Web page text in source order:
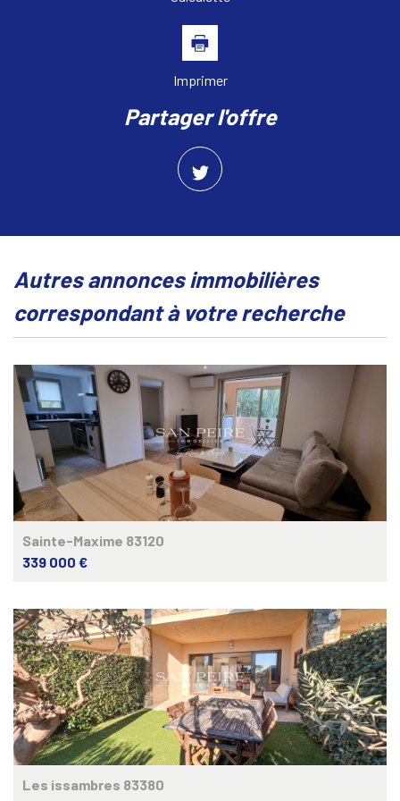
Imprimer
partager l'offre
autres annonces immobilières
correspondant à votre recherche
Sainte-Maxime 83120
339 000 €
Les issambres 83380